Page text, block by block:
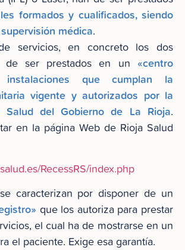
formados y cualificados, siendo
médica.
servicios, en concreto los dos
de ser prestados en un «centro
que cumplan la
vigente y autorizados por la
Salud del Gobierno de La Rioja.
en la página Web de Rioja Salud
RecessRS/index.php
caracterizan por disponer de un
que los autoriza para prestar
el cual ha de mostrarse en un
el paciente. Exige esa garantía.